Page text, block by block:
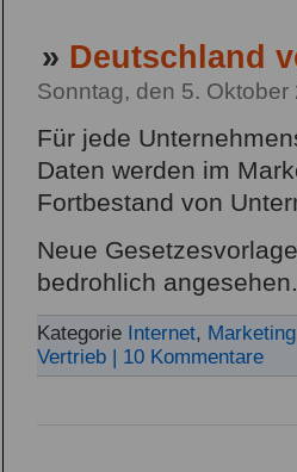
» Deutschland
Sonntag, den 5. Oktober
Für jede
Daten werden im
Fortbestand von
Neue
bedrohlich
Kategorie Internet, Marketing
Vertrieb
| 10 Kommentare